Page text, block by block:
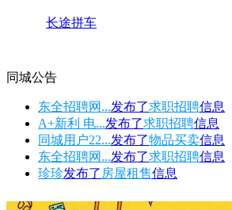
长途拼车
同城公告
东全招聘网...发布了求职招聘信息
A+新利 电...发布了求职招聘信息
同城用户22...发布了物品买卖信息
东全招聘网...发布了求职招聘信息
珍珍发布了 房屋租售信息